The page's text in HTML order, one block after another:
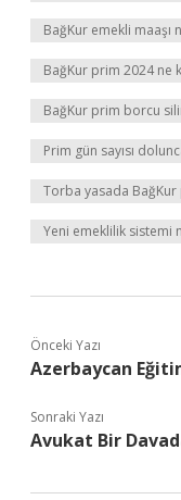
BağKur emekli maaşı
BağKur prim 2024 ne
BağKur prim borcu
Prim gün sayısı
Torba yasada
Yeni emeklilik sistemi
Önceki Yazı
Azerbaycan
Sonraki Yazı
Avukat Bir